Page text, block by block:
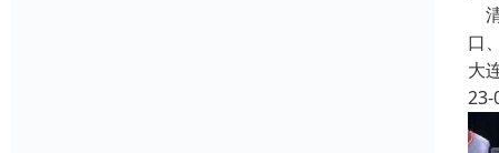
口
大
23-